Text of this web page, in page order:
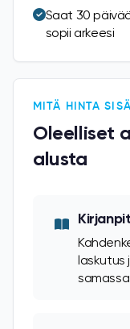
Saat 30
sopii arkeesi
MITÄ HINTA
Oleelliset
alusta
laskutus